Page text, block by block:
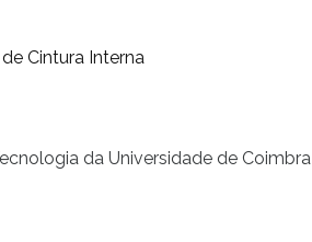
Cintura Interna
da Universidade de Coimbra